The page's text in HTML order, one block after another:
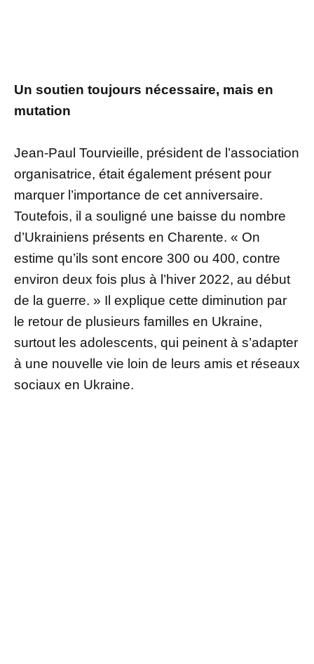
Un soutien toujours nécessaire, mais en
mutation
Jean-Paul Tourvieille, président de l’association
organisatrice, était également présent pour
marquer l’importance de cet anniversaire.
Toutefois, il a souligné une baisse du nombre
d’Ukrainiens présents en Charente. « On
estime qu’ils sont encore 300 ou 400, contre
environ deux fois plus à l’hiver 2022, au début
de la guerre. » Il explique cette diminution par
le retour de plusieurs familles en Ukraine,
surtout les adolescents, qui peinent à s’adapter
à une nouvelle vie loin de leurs amis et réseaux
sociaux en Ukraine.